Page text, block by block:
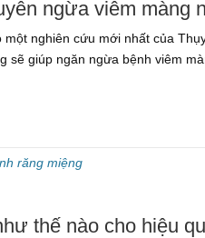
ngừa viêm màng
một nghiên cứu mới nhất của
sẽ giúp ngăn ngừa bệnh viêm
răng miệng
thế nào cho hiệu